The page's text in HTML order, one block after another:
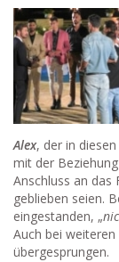
Alex, der in
mit der
Anschluss an das
geblieben seien.
eingestanden, „
Auch bei
übergesprungen.